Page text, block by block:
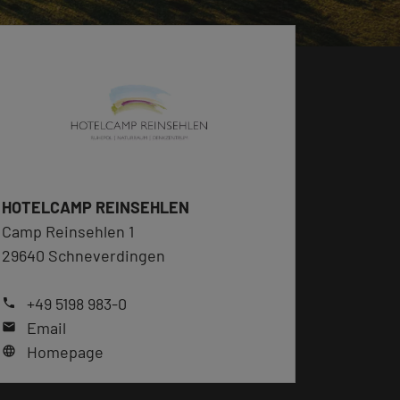
HOTELCAMP REINSEHLEN
Camp Reinsehlen 1
29640 Schneverdingen
phone +49 5198 983-0
mail Email
language Homepage